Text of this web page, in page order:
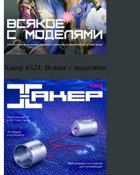
Хакер #324. Всякое с моделями